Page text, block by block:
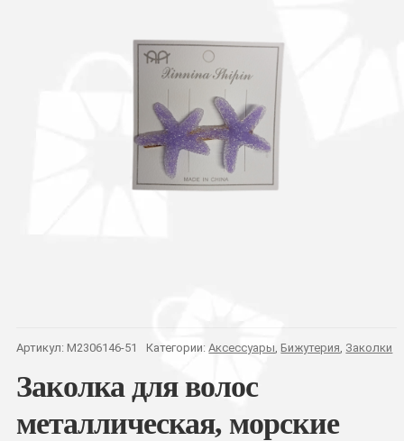
Артикул: M2306146-51 Категории:Аксессуары, Бижутерия, Заколки
Заколка для волос
металлическая, морские